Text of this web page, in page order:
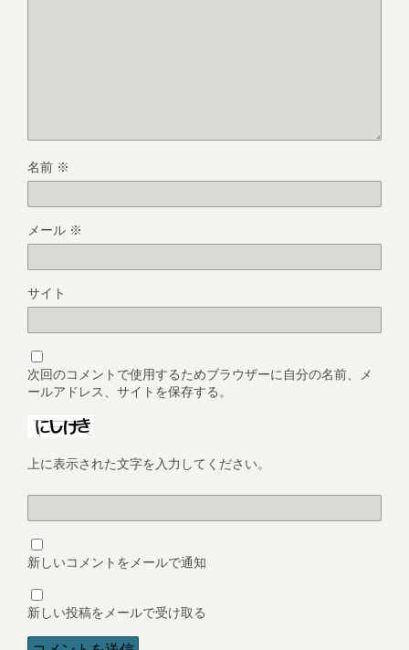
名前 ※
メール ※
サイト
次回のコメントで使用するためブラウザーに自分の名前、メ
ールアドレス、サイトを保存する。
上に表示された文字を入力してください。
新しいコメントをメールで通知
新しい投稿をメールで受け取る